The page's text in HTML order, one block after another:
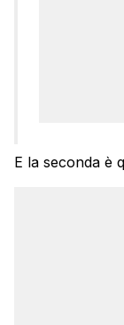
E la seconda è